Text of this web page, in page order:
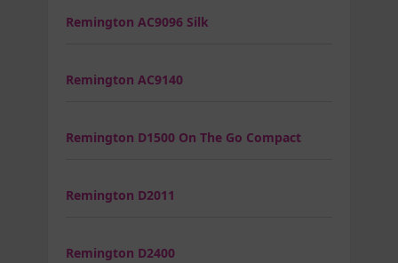
Remington AC9096 Silk
Remington AC9140
Remington D1500 On The Go Compact
Remington D2011
Remington D2400